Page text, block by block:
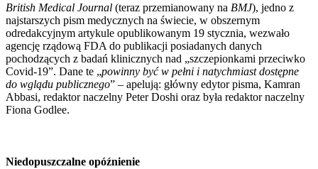
British Medical Journal (teraz przemianowany na BMJ), jedno z
najstarszych pism medycznych na świecie, w obszernym
odredakcyjnym artykule opublikowanym 19 stycznia, wezwało
agencję rządową FDA do publikacji posiadanych danych
pochodzących z badań klinicznych nad „szczepionkami przeciwko
Covid-19”. Dane te „powinny być w pełni i natychmiast dostępne
do wglądu publicznego” – apelują: główny edytor pisma, Kamran
Abbasi, redaktor naczelny Peter Doshi oraz była redaktor naczelny
Fiona Godlee.
Niedopuszczalne opóźnienie